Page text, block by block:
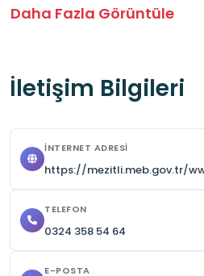
gibi davranışlardan
Öğretmen gözetimi ile
Daha Fazla Görüntüle
İletişim Bilgileri
İNTERNET ADRESI
https://mezitli.meb.gov.tr/
TELEFON
0324 358 54 64
E-POSTA